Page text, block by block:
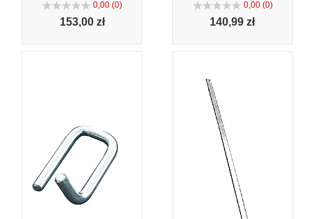
0,00 (0)
153,00 zł
0,00 (0)
140,99 zł